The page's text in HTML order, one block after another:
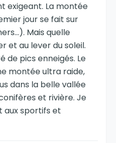
exigeant. La montée
jour se fait sur
Mais quelle
et au lever du soleil.
de pics enneigés. Le
montée ultra raide,
dans la belle vallée
et rivière. Je
aux sportifs et